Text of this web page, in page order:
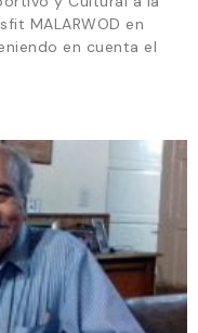
MALARWOD en
en cuenta el